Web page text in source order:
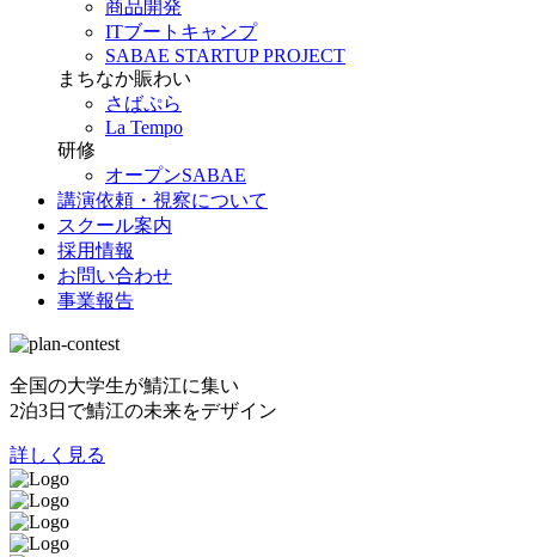
商品開発
ITブートキャンプ
SABAE STARTUP PROJECT
まちなか賑わい
さばぷら
La Tempo
研修
オープンSABAE
講演依頼・視察について
スクール案内
採用情報
お問い合わせ
事業報告
全国の大学生が鯖江に集い
2泊3日で鯖江の未来をデザイン
詳しく見る